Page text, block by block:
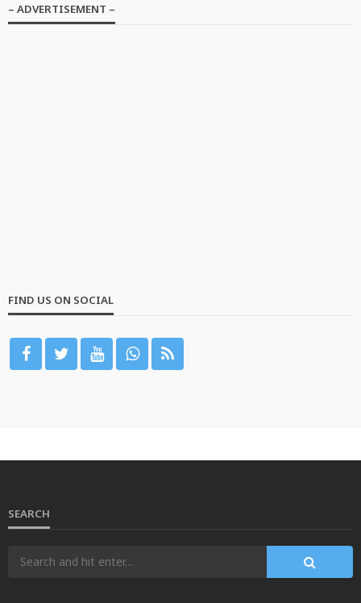
– ADVERTISEMENT –
FIND US ON SOCIAL
SEARCH